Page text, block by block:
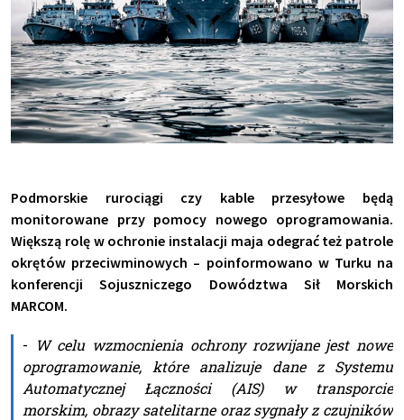
Podmorskie rurociągi czy kable przesyłowe będą
monitorowane przy pomocy nowego oprogramowania.
Większą rolę w ochronie instalacji maja odegrać też patrole
okrętów przeciwminowych – poinformowano w Turku na
konferencji Sojuszniczego Dowództwa Sił Morskich
MARCOM.
- W celu wzmocnienia ochrony rozwijane jest nowe
oprogramowanie, które analizuje dane z Systemu
Automatycznej Łączności (AIS) w transporcie
morskim, obrazy satelitarne oraz sygnały z czujników